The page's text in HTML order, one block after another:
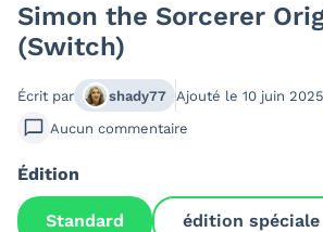
Simon the Sorcerer
(Switch)
Écrit par shady77 Ajouté le 10 juin 2025
Aucun commentaire
Édition
Standard édition spéciale